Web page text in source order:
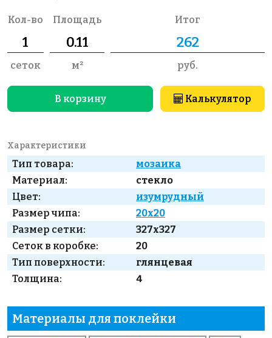
Кол-во
сеток
Площадь
м²
Итог
руб.
В корзину Калькулятор
Характеристики
Тип товара:
мозаика
Материал:
стекло
Цвет:
изумрудный
Размер чипа:
20x20
Размер сетки:
327x327
Сеток в коробке:
20
Тип поверхности:
глянцевая
Толщина:
4
Материалы для поклейки